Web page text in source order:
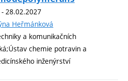
28.02.2027
Heřmánková
a komunikačních
chemie potravin a
inženýrství